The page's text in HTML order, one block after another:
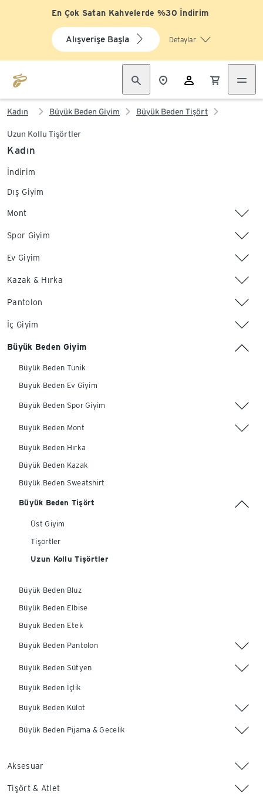
En Çok Satan Kahvelerde %30 İndirim
Alışverişe Başla Detaylar
Kadın Büyük Beden Giyim Büyük Beden Tişört
Uzun Kollu Tişörtler
Kadın
İndirim
Dış Giyim
Mont
Spor Giyim
Ev Giyim
Kazak & Hırka
Pantolon
İç Giyim
Büyük Beden Giyim
Büyük Beden Tunik
Büyük Beden Ev Giyim
Büyük Beden Spor Giyim
Büyük Beden Mont
Büyük Beden Hırka
Büyük Beden Kazak
Büyük Beden Sweatshirt
Büyük Beden Tişört
Üst Giyim
Tişörtler
Uzun Kollu Tişörtler
Büyük Beden Bluz
Büyük Beden Elbise
Büyük Beden Etek
Büyük Beden Pantolon
Büyük Beden Sütyen
Büyük Beden İçlik
Büyük Beden Külot
Büyük Beden Pijama & Gecelik
Aksesuar
Tişört & Atlet